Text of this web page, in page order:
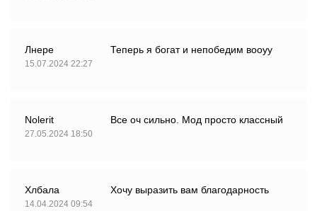
Лнере
15.07.2024 22:27
Теперь я богат и непобедим вооуу
Nolerit
27.05.2024 18:50
Все оч сильно. Мод просто классный
Хлбала
14.04.2024 09:54
Хочу выразить вам благодарность